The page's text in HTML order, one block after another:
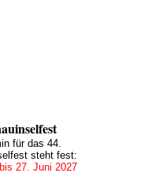
für das 44.
steht fest:
27. Juni 2027